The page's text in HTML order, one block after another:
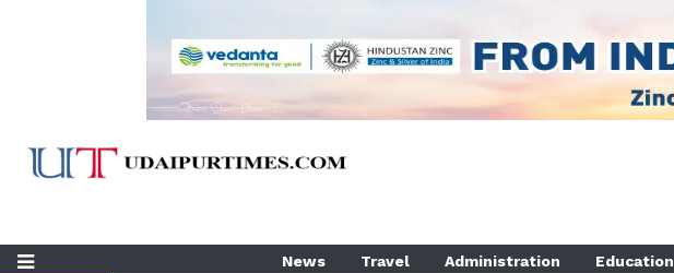
News Travel Administration Education